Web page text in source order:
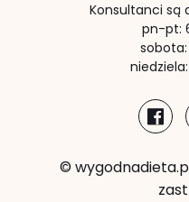
Konsultanci są
pn-pt:
sobota:
©